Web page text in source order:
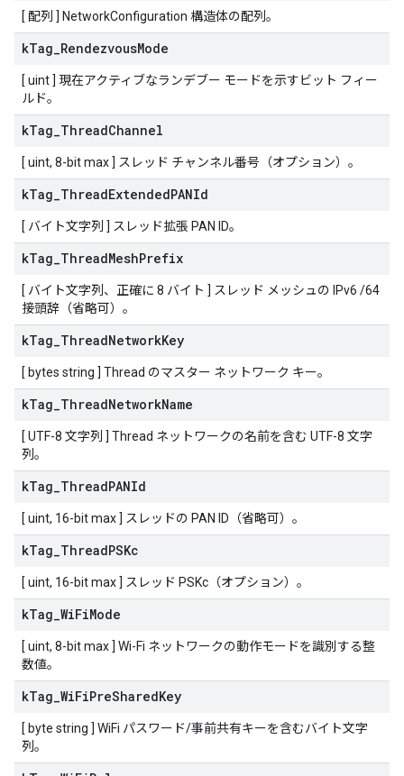
[ 配列 ] NetworkConfiguration 構造体の配列。
kTag RendezvousMode
[ uint ] 現在アクティブなランデブー モードを示すビット フィー
ルド。
kTag ThreadChannel
[ uint, 8-bit max ] スレッド チャンネル番号（オプション）。
kTag ThreadExtendedPANId
[ バイト文字列 ] スレッド拡張 PAN ID。
kTag ThreadMeshPrefix
[ バイト文字列、正確に 8 バイト ] スレッド メッシュの IPv6 /64
接頭辞（省略可）。
kTag ThreadNetworkKey
[ bytes string ] Thread のマスター ネットワーク キー。
kTag ThreadNetworkName
[ UTF-8 文字列 ] Thread ネットワークの名前を含む UTF-8 文字
列。
kTag ThreadPANId
[ uint, 16-bit max ] スレッドの PAN ID（省略可）。
kTag ThreadPSKc
[ uint, 16-bit max ] スレッド PSKc（オプション）。
kTag WiFiMode
[ uint, 8-bit max ] Wi-Fi ネットワークの動作モードを識別する整
数値。
kTag WiFiPreSharedKey
[ byte string ] WiFi パスワード/事前共有キーを含むバイト文字
列。